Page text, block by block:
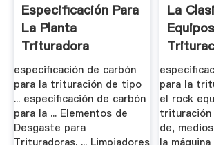
Especificación Para
La Planta
Trituradora
especificación de carbón
para la trituración de tipo
... especificación de carbón
para la ... Elementos de
Desgaste para
La
Carbón
para la
el rock
trituración
de,